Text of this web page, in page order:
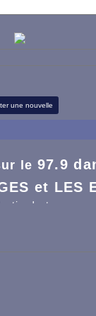
une nouvelle
le 97.9
et LES
de
la